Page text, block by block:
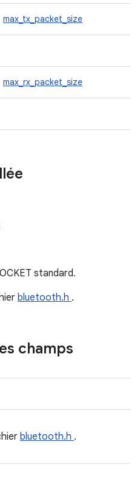
max_tx_packet_size
max_rx_packet_size
standard.
bluetooth.h .
champs
bluetooth.h .